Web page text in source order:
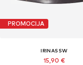
PROMOCIJA
IRINASSW
15,90 €